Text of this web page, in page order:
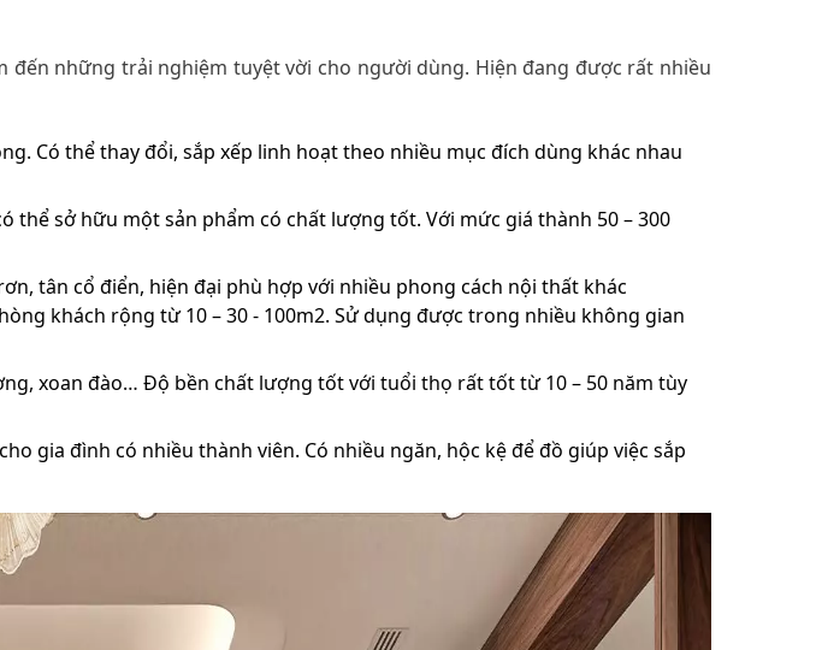
những trải nghiệm tuyệt vời cho người dùng. Hiện đang được rất nhiều
Có thể thay đổi, sắp xếp linh hoạt theo nhiều mục đích dùng khác nhau
thể sở hữu một sản phẩm có chất lượng tốt. Với mức giá thành 50 – 300
tân cổ điển, hiện đại phù hợp với nhiều phong cách nội thất khác
khách rộng từ 10 – 30 - 100m2. Sử dụng được trong nhiều không gian
xoan đào… Độ bền chất lượng tốt với tuổi thọ rất tốt từ 10 – 50 năm tùy
gia đình có nhiều thành viên. Có nhiều ngăn, hộc kệ để đồ giúp việc sắp